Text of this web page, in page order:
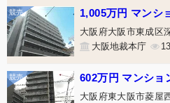
1,005万円 マンシ
大阪府大阪市東成区
大阪地裁本庁
602万円 マンショ
大阪府東大阪市菱屋